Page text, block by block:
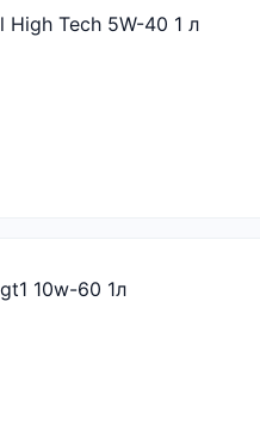
Tech 5W-40 1 л
10w-60 1л